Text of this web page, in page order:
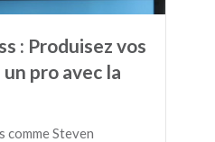
: Produisez vos
pro avec la
comme Steven